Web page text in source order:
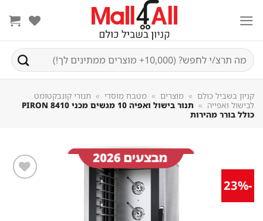
חיפוש
עבור:
קניון בשביל כולם מוצרים מטבח מוסדי
תנורי קונבקטומט
לבישול ואפייה
תנור בישול ואפיה 10 מגשים מכני 8410 PIRON
כולל בורר מהירות